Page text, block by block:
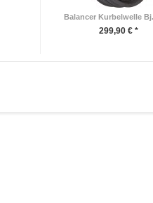
Balancer Kurbelwelle
299,90 € *